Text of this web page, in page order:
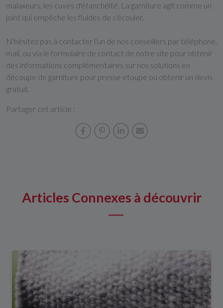
malaxeurs, les cuves d'étanchéité. La garniture agit comme un
joint qui empêche les fluides de s'écouler.
N'hésitez pas à contacter l'un de nos conseillers par téléphone,
mail, ou via le formulaire de contact de notre site pour obtenir
des informations complémentaires sur nos solutions en
découpe de garniture pour presse etoupe ou obtenir un devis
gratuit.
Partager cet article :
Articles Connexes à découvrir